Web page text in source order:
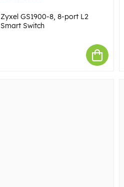
Zyxel GS1900-8, 8-port L2
Smart Switch